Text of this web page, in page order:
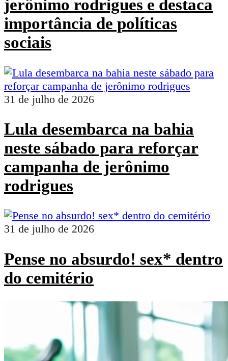
jerônimo rodrigues e destaca
importância de políticas
sociais
31 de julho de 2026
Lula desembarca na bahia
neste sábado para reforçar
campanha de jerônimo
rodrigues
31 de julho de 2026
Pense no absurdo! sex* dentro
do cemitério